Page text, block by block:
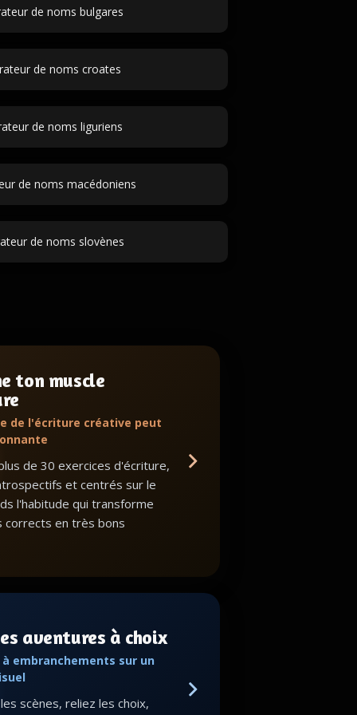
de noms bulgares
de noms croates
de noms liguriens
de noms macédoniens
de noms slovènes
ton muscle
de l'écriture créative peut
de 30 exercices d'écriture,
et centrés sur le
l'habitude qui transforme
corrects en très bons
aventures à choix
embranchements sur un
scènes, reliez les choix,